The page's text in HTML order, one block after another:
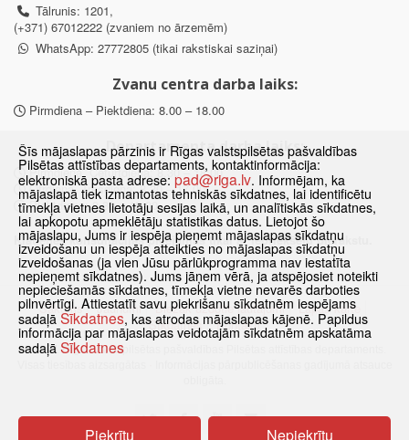
Tālrunis: 1201,
(+371) 67012222 (zvaniem no ārzemēm)
WhatsApp: 27772805 (tikai rakstiskai saziņai)
Zvanu centra darba laiks:
Pirmdiena – Piektdiena: 8.00 – 18.00
Departamenta darba laiks:
Pirmdiena, Ceturtdiena: 8.30 – 18.00
Otrdiena, Trešdiena: 8.30 – 17.00
Piektdiena: 8.30 – 15.00
Klātienes konsultācijas pieejamas tikai ar iepriekšēju pierakstu.
Sākums Jaunumi Biežāk uzdotie jautājumi
Lapas karte
Sīkdatnes
Kontakti
© 2021 Rīgas valstspilsētas pašvaldības Pilsētas attīstības departaments.
Šīs mājaslapas pārzinis ir Rīgas valstspilsētas pašvaldības
Pilsētas attīstības departaments, kontaktinformācija:
elektroniskā pasta adrese: pad@riga.lv. Informējam, ka
mājaslapā tiek izmantotas tehniskās sīkdatnes, lai identificētu
tīmekļa vietnes lietotāju sesijas laikā, un analītiskās sīkdatnes,
lai apkopotu apmeklētāju statistikas datus. Lietojot šo
mājaslapu, Jums ir iespēja pieņemt mājaslapas sīkdatņu
izveidošanu un iespēja atteikties no mājaslapas sīkdatņu
izveidošanas (ja vien Jūsu pārlūkprogramma nav iestatīta
nepieņemt sīkdatnes). Jums jāņem vērā, ja atspējosiet noteikti
nepieciešamās sīkdatnes, tīmekļa vietne nevarēs darboties
pilnvērtīgi. Attiestatīt savu piekrišanu sīkdatnēm iespējams
sadaļā Sīkdatnes, kas atrodas mājaslapas kājenē. Papildus
informācija par mājaslapas veidotajām sīkdatnēm apskatāma
sadaļā Sīkdatnes
Piekrītu Nepiekrītu